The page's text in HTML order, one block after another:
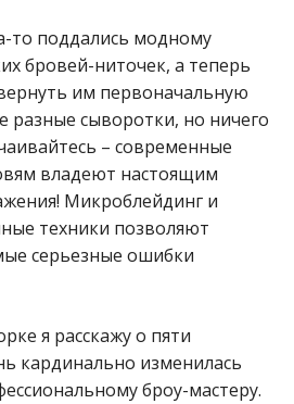
то поддались модному
бровей-ниточек, а теперь
им первоначальную
разные сыворотки, но ничего
– современные
владеют настоящим
Микроблейдинг и
техники позволяют
серьезные ошибки
я расскажу о пяти
кардинально изменилась
броу-мастеру.